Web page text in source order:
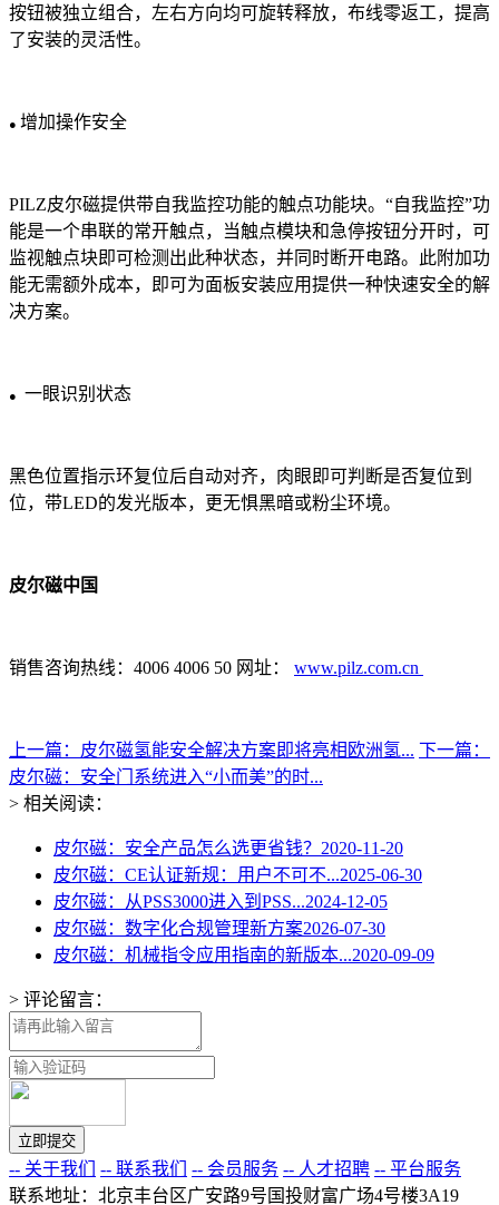
按钮被独立组合，左右方向均可旋转释放，布线零返工，提高
了安装的灵活性。
● 增加操作安全
PILZ皮尔磁提供带自我监控功能的触点功能块。“自我监控”功
能是一个串联的常开触点，当触点模块和急停按钮分开时，可
监视触点块即可检测出此种状态，并同时断开电路。此附加功
能无需额外成本，即可为面板安装应用提供一种快速安全的解
决方案。
● 一眼识别状态
黑色位置指示环复位后自动对齐，肉眼即可判断是否复位到
位，带LED的发光版本，更无惧黑暗或粉尘环境。
皮尔磁中国
销售咨询热线：4006 4006 50 网址： www.pilz.com.cn
上一篇：皮尔磁氢能安全解决方案即将亮相欧洲氢... 下一篇：
皮尔磁：安全门系统进入“小而美”的时...
> 相关阅读：
皮尔磁：安全产品怎么选更省钱？ 2020-11-20
皮尔磁：CE认证新规：用户不可不...2025-06-30
皮尔磁：从PSS3000进入到PSS...2024-12-05
皮尔磁：数字化合规管理新方案2026-07-30
皮尔磁：机械指令应用指南的新版本...2020-09-09
> 评论留言：
-- 关于我们 -- 联系我们 -- 会员服务 -- 人才招聘 -- 平台服务
联系地址：北京丰台区广安路9号国投财富广场4号楼3A19